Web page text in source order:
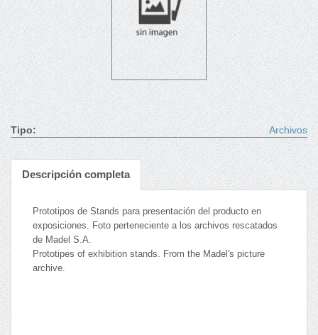
Tipo: Archivos
Descripción completa
Prototipos de Stands para presentación del producto en
exposiciones. Foto perteneciente a los archivos rescatados
de Madel S.A.
Prototipes of exhibition stands. From the Madel's picture
archive.